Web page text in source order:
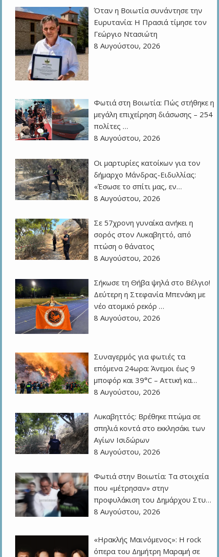
Όταν η Βοιωτία συνάντησε την
Ευρυτανία: Η Πρασιά τίμησε τον
Γεώργιο Ντασιώτη
8 Αυγούστου, 2026
Φωτιά στη Βοιωτία: Πώς στήθηκε η
μεγάλη επιχείρηση διάσωσης – 254
πολίτες …
8 Αυγούστου, 2026
Οι μαρτυρίες κατοίκων για τον
δήμαρχο Μάνδρας-Ειδυλλίας:
«Έσωσε το σπίτι μας, εν…
8 Αυγούστου, 2026
Σε 57χρονη γυναίκα ανήκει η
σορός στον Λυκαβηττό, από
πτώση ο θάνατος
8 Αυγούστου, 2026
Σήκωσε τη Θήβα ψηλά στο Βέλγιο!
Δεύτερη η Στεφανία Μπενάκη με
νέο ατομικό ρεκόρ …
8 Αυγούστου, 2026
Συναγερμός για φωτιές τα
επόμενα 24ωρα: Άνεμοι έως 9
μποφόρ και 39°C – Αττική κα…
8 Αυγούστου, 2026
Λυκαβηττός: Βρέθηκε πτώμα σε
σπηλιά κοντά στο εκκλησάκι των
Αγίων Ισιδώρων
8 Αυγούστου, 2026
Φωτιά στην Βοιωτία: Τα στοιχεία
που «μέτρησαν» στην
προφυλάκιση του Δημάρχου Στυ…
8 Αυγούστου, 2026
«Ηρακλής Μαινόμενος»: H rock
όπερα του Δημήτρη Μαραμή σε